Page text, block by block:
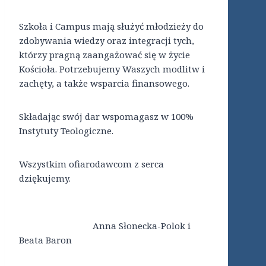
Szkoła i Campus mają służyć młodzieży do
zdobywania wiedzy oraz integracji tych,
którzy pragną zaangażować się w życie
Kościoła. Potrzebujemy Waszych modlitw i
zachęty, a także wsparcia finansowego.
Składając swój dar wspomagasz w 100%
Instytuty Teologiczne.
Wszystkim ofiarodawcom z serca
dziękujemy.
Anna Słonecka-Polok i
Beata Baron